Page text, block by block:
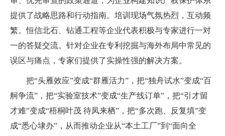
提供了战略思路和行动指南。培训现场气氛热烈，互动频
繁。恒信北石、钻通工程等企业代表积极与专家进行一对
一的答疑交流。针对企业在专利挖掘与海外布局中常见的
误区与痛点，专家们提供了实操性强的解决方案。
把“头雁效应”变成“群雁活力”，把“独舟试水”变成“百
舸争流”，把“实验室技术”变成“生产线订单”，把“引才留
才难”变成“梧桐叶茂 待凤来栖”，把“多次跑、反复填”变
成“悉心埭办”，从而推动企业从“本土工厂”到“面向全